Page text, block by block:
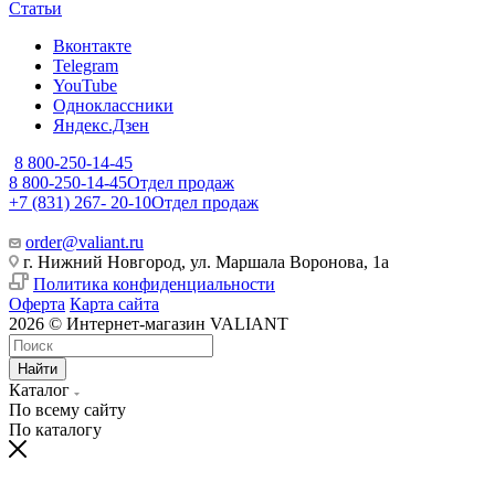
Статьи
Вконтакте
Telegram
YouTube
Одноклассники
Яндекс.Дзен
8 800-250-14-45
8 800-250-14-45Отдел продаж
+7 (831) 267- 20-10Отдел продаж
order@valiant.ru
г. Нижний Новгород, ул. Маршала Воронова, 1а
Политика конфиденциальности
Оферта Карта сайта
2026 © Интернет-магазин VALIANT
Найти
Каталог
По всему сайту
По каталогу